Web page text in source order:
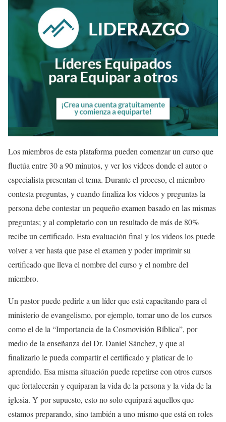
Los miembros de esta plataforma pueden comenzar un curso que
fluctúa entre 30 a 90 minutos, y ver los videos donde el autor o
especialista presentan el tema. Durante el proceso, el miembro
contesta preguntas, y cuando finaliza los videos y preguntas la
persona debe contestar un pequeño examen basado en las mismas
preguntas; y al completarlo con un resultado de más de 80%
recibe un certificado. Esta evaluación final y los videos los puede
volver a ver hasta que pase el examen y poder imprimir su
certificado que lleva el nombre del curso y el nombre del
miembro.
Un pastor puede pedirle a un líder que está capacitando para el
ministerio de evangelismo, por ejemplo, tomar uno de los cursos
como el de la “Importancia de la Cosmovisión Bíblica”, por
medio de la enseñanza del Dr. Daniel Sánchez, y que al
finalizarlo le pueda compartir el certificado y platicar de lo
aprendido. Esa misma situación puede repetirse con otros cursos
que fortalecerán y equiparan la vida de la persona y la vida de la
iglesia. Y por supuesto, esto no solo equipará aquellos que
estamos preparando, sino también a uno mismo que está en roles